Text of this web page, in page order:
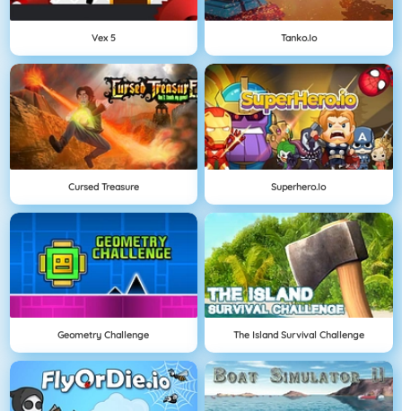
Vex 5 Tanko.io
Cursed Treasure Superhero.io
Geometry Challenge The Island Survival Challenge